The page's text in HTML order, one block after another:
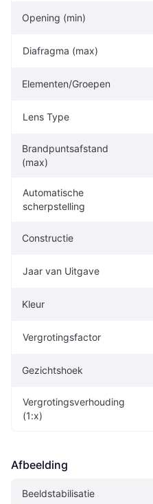
Opening (min)
Diafragma (max)
Elementen/Groepen
Lens Type
Brandpuntsafstand
(max)
Automatische
scherpstelling
Constructie
Jaar van Uitgave
Kleur
Vergrotingsfactor
Gezichtshoek
Vergrotingsverhouding
(1:x)
Afbeelding
Beeldstabilisatie